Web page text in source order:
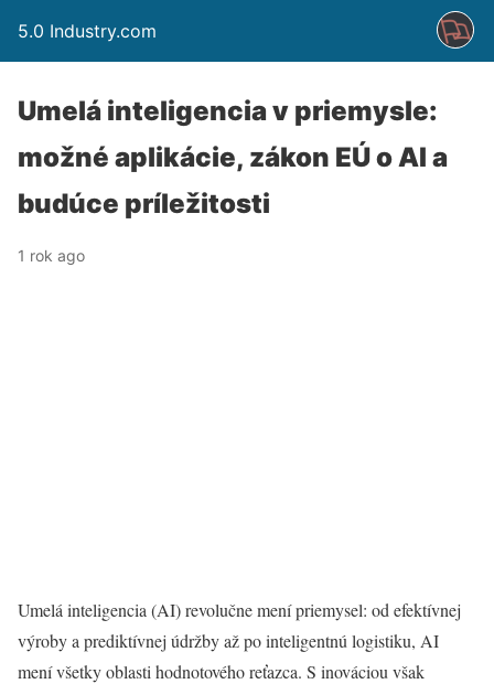
5.0 Industry.com
Umelá inteligencia v priemysle:
možné aplikácie, zákon EÚ o AI a
budúce príležitosti
1 rok ago
Umelá inteligencia (AI) revolučne mení priemysel: od efektívnej
výroby a prediktívnej údržby až po inteligentnú logistiku, AI
mení všetky oblasti hodnotového reťazca. S inováciou však